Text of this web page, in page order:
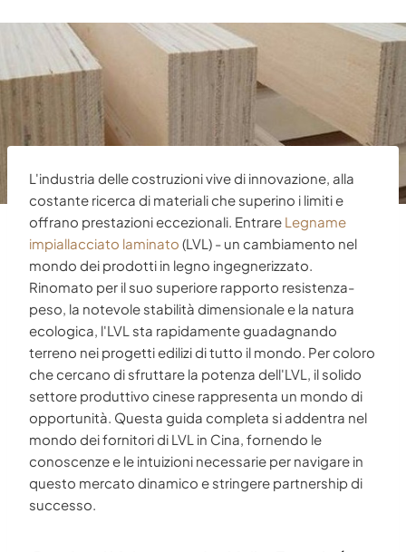
L'industria delle costruzioni vive di innovazione, alla
costante ricerca di materiali che superino i limiti e
offrano prestazioni eccezionali. Entrare Legname
impiallacciato laminato (LVL) - un cambiamento nel
mondo dei prodotti in legno ingegnerizzato.
Rinomato per il suo superiore rapporto resistenza-
peso, la notevole stabilità dimensionale e la natura
ecologica, l'LVL sta rapidamente guadagnando
terreno nei progetti edilizi di tutto il mondo. Per coloro
che cercano di sfruttare la potenza dell'LVL, il solido
settore produttivo cinese rappresenta un mondo di
opportunità. Questa guida completa si addentra nel
mondo dei fornitori di LVL in Cina, fornendo le
conoscenze e le intuizioni necessarie per navigare in
questo mercato dinamico e stringere partnership di
successo.